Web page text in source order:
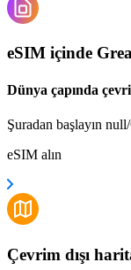
eSIM içinde
Dünya çapında
Şuradan başlayın
eSIM alın
Çevrim dışı